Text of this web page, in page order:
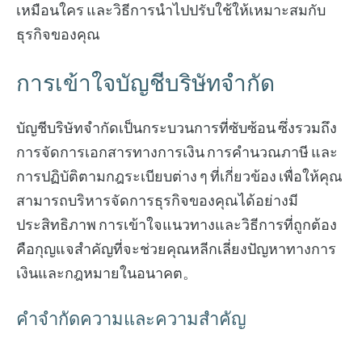
เหมือนใคร และวิธีการนำไปปรับใช้ให้เหมาะสมกับ
ธุรกิจของคุณ
การเข้าใจบัญชีบริษัทจำกัด
บัญชีบริษัทจำกัดเป็นกระบวนการที่ซับซ้อน ซึ่งรวมถึง
การจัดการเอกสารทางการเงิน การคำนวณภาษี และ
การปฏิบัติตามกฎระเบียบต่าง ๆ ที่เกี่ยวข้อง เพื่อให้คุณ
สามารถบริหารจัดการธุรกิจของคุณได้อย่างมี
ประสิทธิภาพ การเข้าใจแนวทางและวิธีการที่ถูกต้อง
คือกุญแจสำคัญที่จะช่วยคุณหลีกเลี่ยงปัญหาทางการ
เงินและกฎหมายในอนาคต。
คำจำกัดความและความสำคัญ